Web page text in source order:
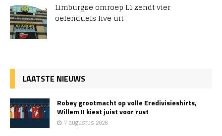
Limburgse omroep L1 zendt vier
oefenduels live uit
LAATSTE NIEUWS
Robey grootmacht op volle Eredivisieshirts,
Willem II kiest juist voor rust
7 augustus 2026